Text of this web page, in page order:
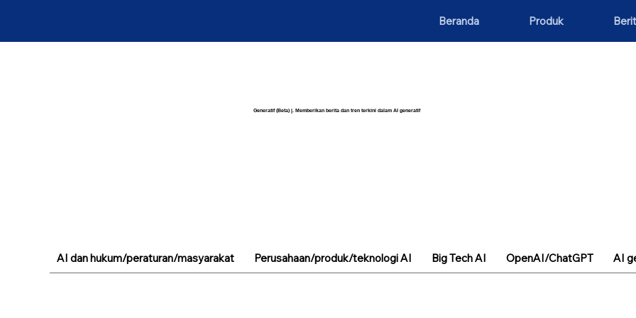
Beranda Produk
Generatif (Beta) |. Memberikan berita dan tren terkini dalam AI generatif
AI dan hukum/peraturan/masyarakat Perusahaan/produk/teknologi AI Big Tech AI OpenAI/ChatGPT AI